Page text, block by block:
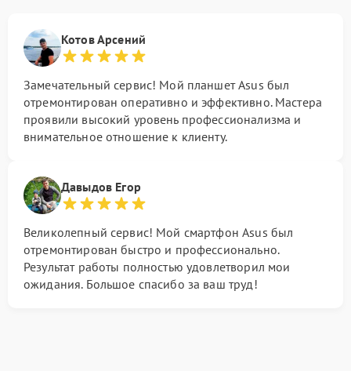
Котов Арсений
Замечательный сервис! Мой планшет Asus был
отремонтирован оперативно и эффективно. Мастера
проявили высокий уровень профессионализма и
внимательное отношение к клиенту.
Давыдов Егор
Великолепный сервис! Мой смартфон Asus был
отремонтирован быстро и профессионально.
Результат работы полностью удовлетворил мои
ожидания. Большое спасибо за ваш труд!